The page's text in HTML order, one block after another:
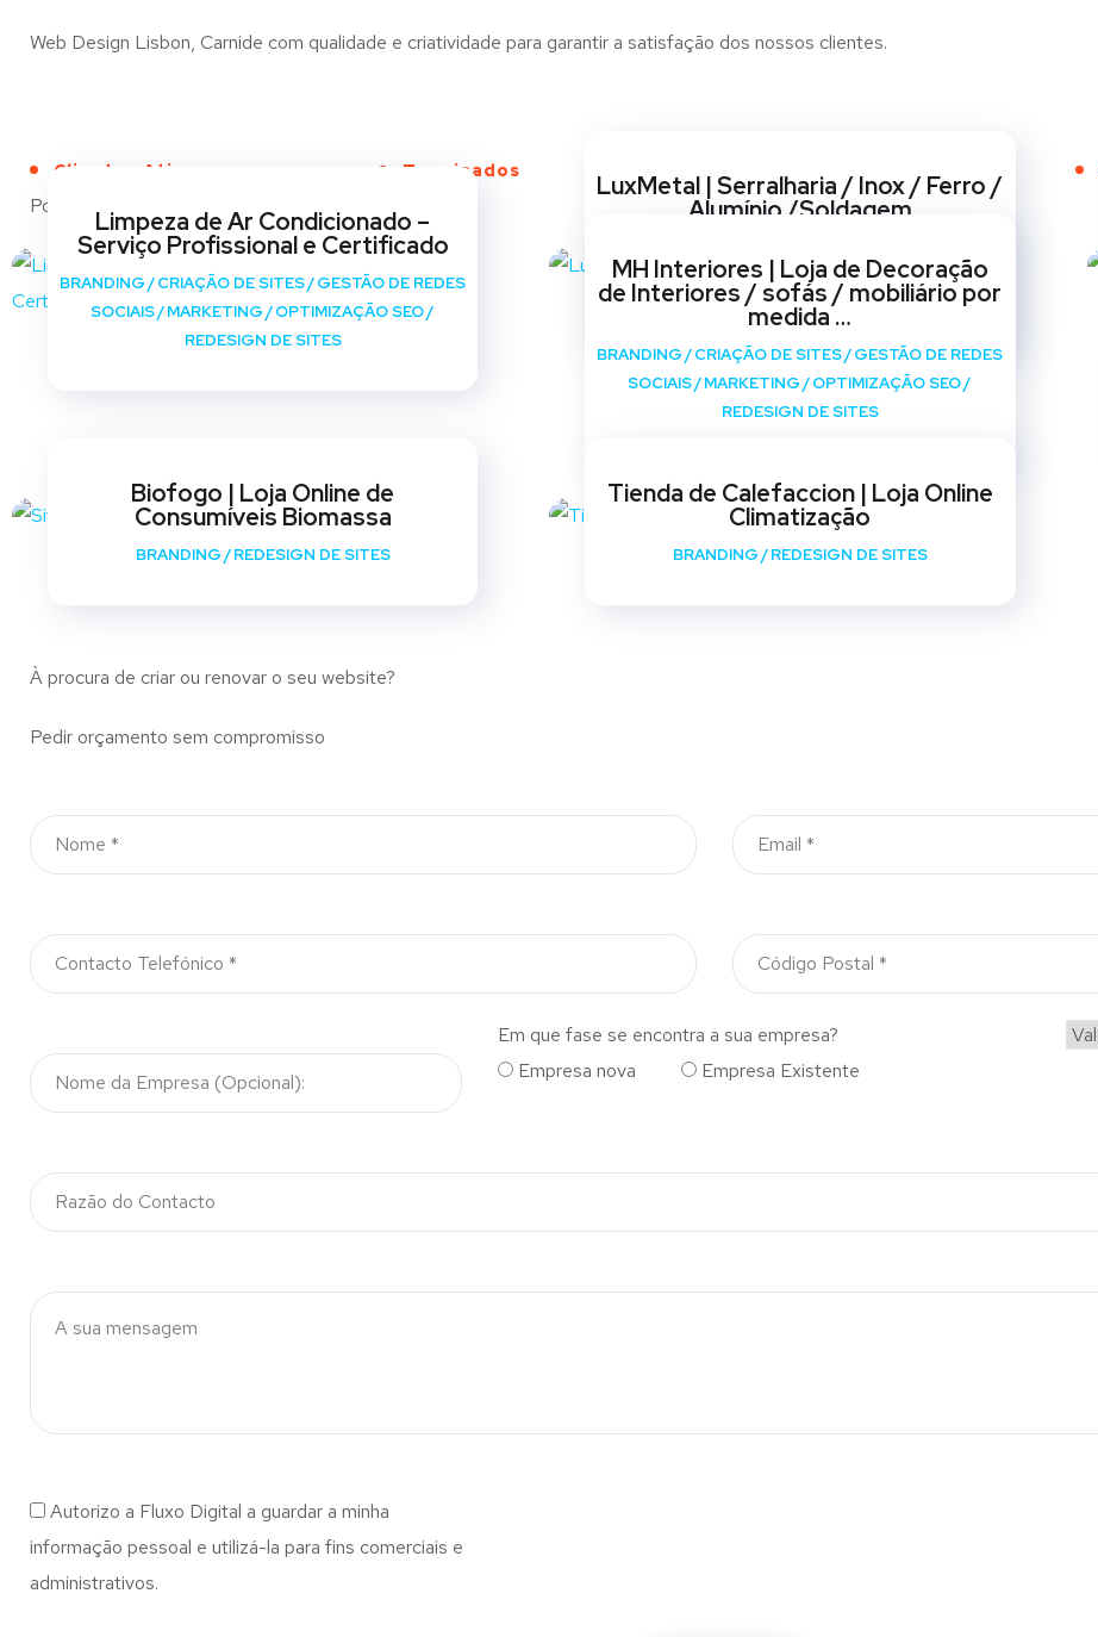
Web Design Lisbon, Carnide com qualidade e criatividade para garantir a satisfação dos nossos clientes.
Clientes Ativos Terminados
Portfólio
Limpeza de Ar Condicionado –
Serviço Profissional e Certificado
BRANDING/CRIAÇÃO DE SITES/GESTÃO DE REDES
SOCIAIS/MARKETING/OPTIMIZAÇÃO SEO/
REDESIGN DE SITES
LuxMetal | Serralharia / Inox / Ferro /
Alumínio /Soldagem
SOCIAIS/ MARKETING/OPTIMIZAÇÃO SEO/
REDESIGN DE SITES
MH Interiores | Loja de Decoração
de Interiores / sofás / mobiliário por
medida …
BRANDING /CRIAÇÃO DE SITES/GESTÃO DE REDES
SOCIAIS/MARKETING/OPTIMIZAÇÃO SEO/
REDESIGN DE SITES
Biofogo | Loja Online de
Consumíveis Biomassa
BRANDING/REDESIGN DE SITES
Tienda de Calefaccion | Loja Online
Climatização
BRANDING/REDESIGN DE SITES
À procura de criar ou renovar o seu website?
Pedir orçamento sem compromisso
Em que fase se encontra a sua empresa?
Empresa nova
Empresa Existente
Autorizo a Fluxo Digital a guardar a minha
informação pessoal e utilizá-la para fins comerciais e
administrativos.